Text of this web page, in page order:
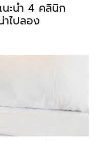
ะนำ 4 คลินิก
าไปลอง